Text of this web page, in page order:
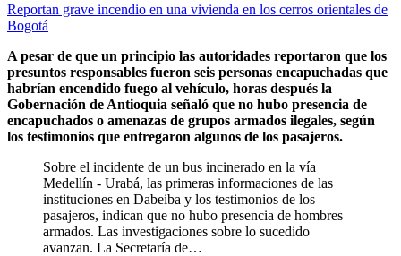
Reportan grave incendio en una vivienda en los cerros orientales de
Bogotá
A pesar de que un principio las autoridades reportaron que los
presuntos responsables fueron seis personas encapuchadas que
habrían encendido fuego al vehículo, horas después la
Gobernación de Antioquia señaló que no hubo presencia de
encapuchados o amenazas de grupos armados ilegales, según
los testimonios que entregaron algunos de los pasajeros.
Sobre el incidente de un bus incinerado en la vía
Medellín - Urabá, las primeras informaciones de las
instituciones en Dabeiba y los testimonios de los
pasajeros, indican que no hubo presencia de hombres
armados. Las investigaciones sobre lo sucedido
avanzan. La Secretaría de…